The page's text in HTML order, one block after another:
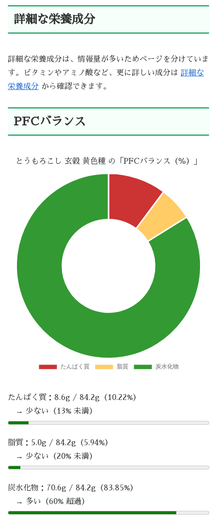
詳細な栄養成分
詳細な栄養成分は、情報量が多いためページを分けていま
す。ビタミンやアミノ酸など、更に詳しい成分は 詳細な
栄養成分 から確認できます。
PFCバランス
とうもろこし 玄穀 黄色種 の「PFCバランス（％）」
たんぱく質：8.6g / 84.2g（10.22%）
→ 少ない（13% 未満）
脂質：5.0g / 84.2g（5.94%）
→ 少ない（20% 未満）
炭水化物：70.6g / 84.2g（83.85%）
→ 多い（60% 超過）